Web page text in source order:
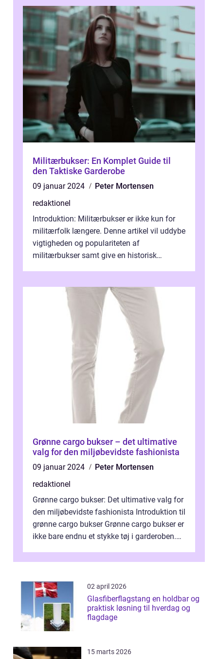
Militærbukser: En Komplet Guide til
den Taktiske Garderobe
09 januar 2024
Peter Mortensen
redaktionel
Introduktion: Militærbukser er ikke kun for
militærfolk længere. Denne artikel vil uddybe
vigtigheden og populariteten af
militærbukser samt give en historisk
Grønne cargo bukser – det ultimative
valg for den miljøbevidste fashionista
09 januar 2024
Peter Mortensen
redaktionel
Grønne cargo bukser: Det ultimative valg for
den miljøbevidste fashionista Introduktion til
grønne cargo bukser Grønne cargo bukser er
ikke bare endnu et stykke tøj i garderoben.
02 april 2026
Glasfiberflagstang en holdbar og
praktisk løsning til hverdag og
flagdage
15 marts 2026